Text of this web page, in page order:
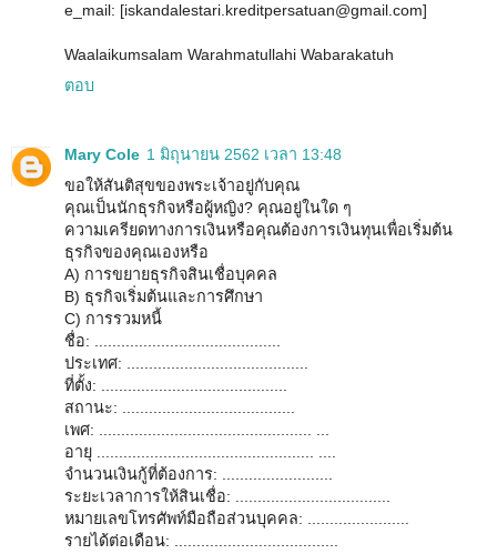
e_mail: [iskandalestari.kreditpersatuan@gmail.com]
Waalaikumsalam Warahmatullahi Wabarakatuh
ตอบ
Mary Cole 1 มิถุนายน 2562 เวลา 13:48
ขอให้สันติสุขของพระเจ้าอยู่กับคุณ
คุณเป็นนักธุรกิจหรือผู้หญิง? คุณอยู่ในใด ๆ
ความเครียดทางการเงินหรือคุณต้องการเงินทุนเพื่อเริ่มต้น
ธุรกิจของคุณเองหรือ
A) การขยายธุรกิจสินเชื่อบุคคล
B) ธุรกิจเริ่มต้นและการศึกษา
C) การรวมหนี้
ชื่อ: ..........................................
ประเทศ: .........................................
ที่ตั้ง: ..........................................
สถานะ: .......................................
เพศ: ................................................ ...
อายุ ................................................. ....
จำนวนเงินกู้ที่ต้องการ: .........................
ระยะเวลาการให้สินเชื่อ: ...................................
หมายเลขโทรศัพท์มือถือส่วนบุคคล: .......................
รายได้ต่อเดือน: .....................................